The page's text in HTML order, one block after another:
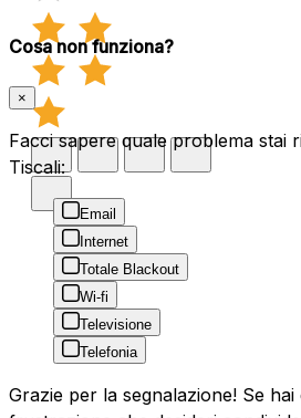
Cosa non funziona?
×
Facci sapere quale problema stai
Tiscali:
Email
Internet
Totale Blackout
Wi-fi
Televisione
Telefonia
Grazie per la segnalazione! Se